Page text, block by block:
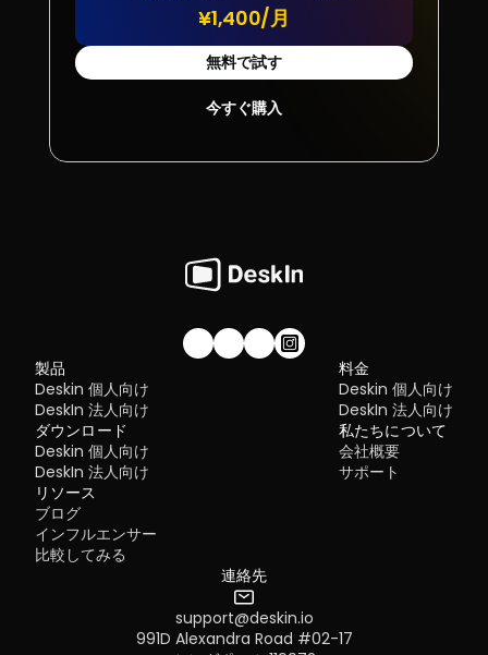
¥1,400/月
無料で試す
今すぐ購入
私たちのコミュニティに参加しませんか！
製品
Deskin 個人向け
DeskIn 法人向け
ダウンロード
Deskin 個人向け
DeskIn 法人向け
料金
Deskin 個人向け
DeskIn 法人向け
私たちについて
会社概要
サポート
リソース
ブログ
インフルエンサー
比較してみる
連絡先
support@deskin.io
991D Alexandra Road #02-17